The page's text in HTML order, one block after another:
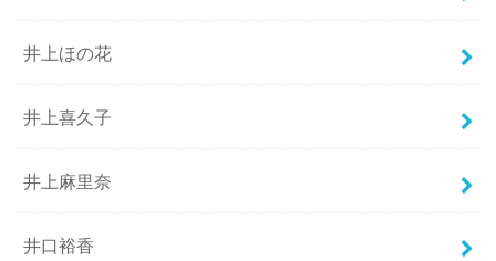
井上ほの花
井上喜久子
井上麻里奈
井口裕香